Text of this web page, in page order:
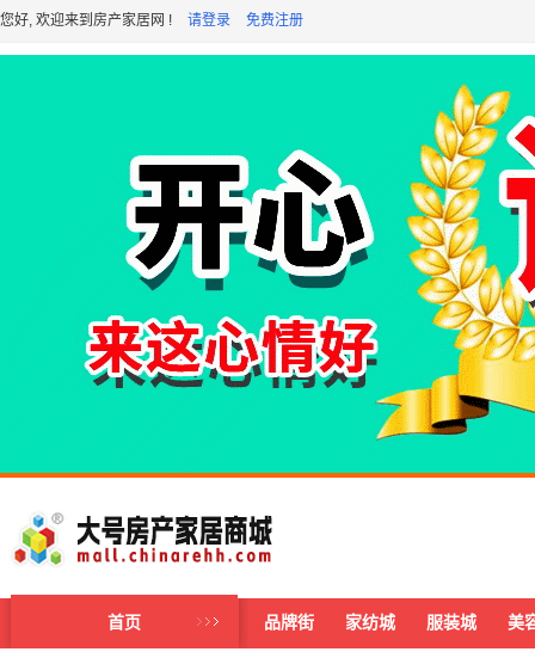
您好, 欢迎来到房产家居网 ! 请登录 免费注册
首页 品牌街 家纺城 服装城 美